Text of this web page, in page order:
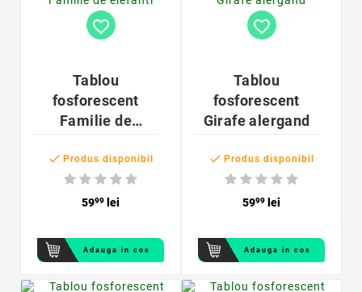
favorite_border
Tablou
fosforescent
Familie de
 Produs disponibil
5999 lei
Adauga in cos
favorite_border
Tablou
fosforescent
Girafe alergand
 Produs disponibil
5999 lei
Adauga in cos